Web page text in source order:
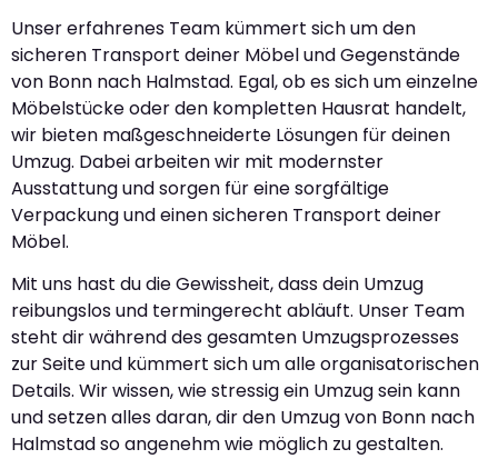
Unser erfahrenes Team kümmert sich um den
sicheren Transport deiner Möbel und Gegenstände
von Bonn nach Halmstad. Egal, ob es sich um einzelne
Möbelstücke oder den kompletten Hausrat handelt,
wir bieten maßgeschneiderte Lösungen für deinen
Umzug. Dabei arbeiten wir mit modernster
Ausstattung und sorgen für eine sorgfältige
Verpackung und einen sicheren Transport deiner
Möbel.
Mit uns hast du die Gewissheit, dass dein Umzug
reibungslos und termingerecht abläuft. Unser Team
steht dir während des gesamten Umzugsprozesses
zur Seite und kümmert sich um alle organisatorischen
Details. Wir wissen, wie stressig ein Umzug sein kann
und setzen alles daran, dir den Umzug von Bonn nach
Halmstad so angenehm wie möglich zu gestalten.